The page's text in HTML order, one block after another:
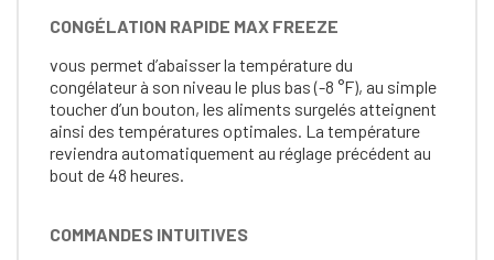
CONGÉLATION RAPIDE MAX FREEZE
vous permet d’abaisser la température du
congélateur à son niveau le plus bas (-8 °F), au simple
toucher d’un bouton, les aliments surgelés atteignent
ainsi des températures optimales. La température
reviendra automatiquement au réglage précédent au
bout de 48 heures.
COMMANDES INTUITIVES